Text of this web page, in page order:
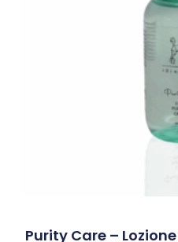
Purity Care –